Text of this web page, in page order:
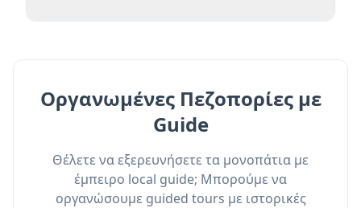
Οργανωμένες Πεζοπορίες με
Guide
Θέλετε να εξερευνήσετε τα μονοπάτια με
έμπειρο local guide; Μπορούμε να
οργανώσουμε guided tours με ιστορικές